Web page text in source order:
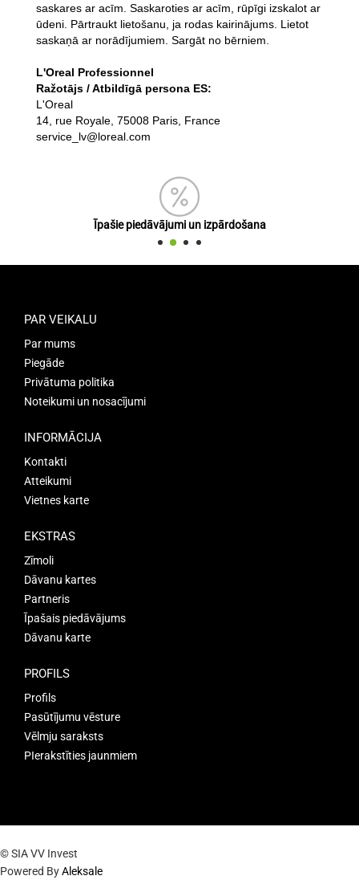
saskares ar acīm. Saskaroties ar acīm, rūpīgi izskalot ar
ūdeni. Pārtraukt lietošanu, ja rodas kairinājums. Lietot
saskaņā ar norādījumiem. Sargāt no bērniem.
L'Oreal Professionnel
Ražotājs / Atbildīgā persona ES:
L'Oreal
14, rue Royale, 75008 Paris, France
service_lv@loreal.com
Īpašie piedāvājumi un izpārdošana
PAR VEIKALU
Par mums
Piegāde
Privātuma politika
Noteikumi un nosacījumi
INFORMĀCIJA
Kontakti
Atteikumi
Vietnes karte
EKSTRAS
Zīmoli
Dāvanu kartes
Partneris
Īpašais piedāvājums
Dāvanu karte
PROFILS
Profils
Pasūtījumu vēsture
Vēlmju saraksts
PIerakstīties jaunmiem
© SIA VV Invest
Powered ByAleksale